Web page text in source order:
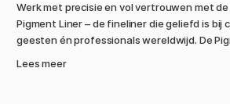
Werk met precisie en vol vertrouwen met
Pigment Liner – de fineliner die geliefd is bij
geesten én professionals wereldwijd. De
Lees meer